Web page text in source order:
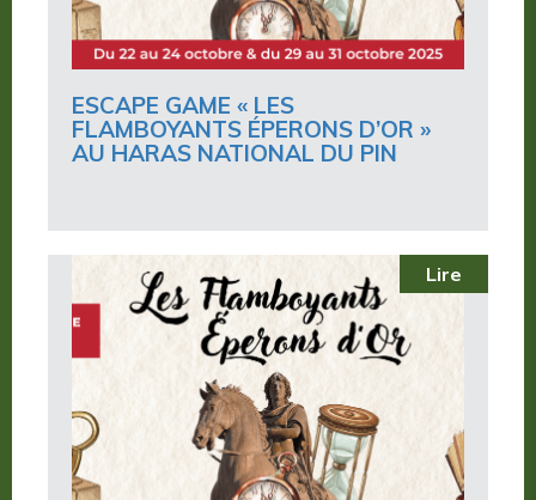
ESCAPE GAME « LES
FLAMBOYANTS ÉPERONS D’OR »
AU HARAS NATIONAL DU PIN
Lire